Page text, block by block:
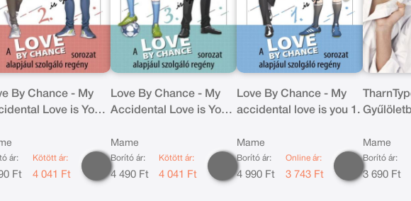
By Chance - My
Love is You
ár:
Ft
Kötött ár:
4 041 Ft
Love By Chance - My
Accidental Love is You
Mame
Borító ár:
4 490 Ft
Kötött ár:
4 041 Ft
Love By Chance - My
accidental love is you 1.
Mame
Borító ár:
4 990 Ft
Online ár:
3 743 Ft
Mame
Borító ár:
3 690 Ft